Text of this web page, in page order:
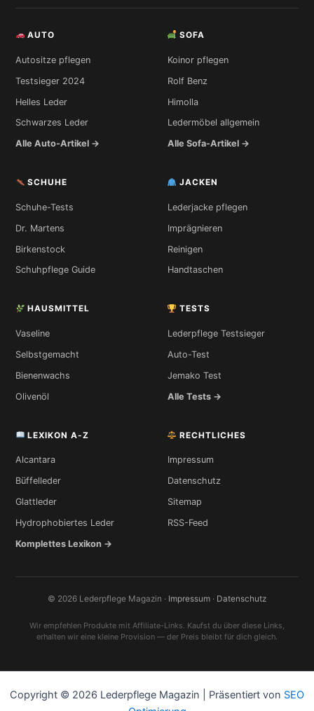
AUTO
Autositze pflegen
Testsieger 2024
Helles Leder
Schwarzes Leder
Alle Auto-Artikel →
SOFA
Koinor pflegen
Rolf Benz
Himolla
Ledermöbel allgemein
Alle Sofa-Artikel →
SCHUHE
Schuhe-Tests
Dr. Martens
Birkenstock
Schuhpflege Guide
JACKEN
Lederjacke pflegen
Imprägnieren
Reinigen
Handtaschen
HAUSMITTEL
Vaseline
Selbstgemacht
Bienenwachs
Olivenöl
TESTS
Lederpflege Testsieger
Auto-Test
Jemako Test
Alle Tests →
LEXIKON A-Z
Alcantara
Büffelleder
Glattleder
Hydrophobiertes Leder
Komplettes Lexikon →
RECHTLICHES
Impressum
Datenschutz
Sitemap
RSS-Feed
© 2026 Lederpflege Magazin · Impressum · Datenschutz
Wir empfehlen Produkte mit Affiliate-Links. Kaufst du über diese Links,
erhalten wir eine kleine Provision — der Preis bleibt für dich gleich.
Copyright © 2026 Lederpflege Magazin | Präsentiert von SEO